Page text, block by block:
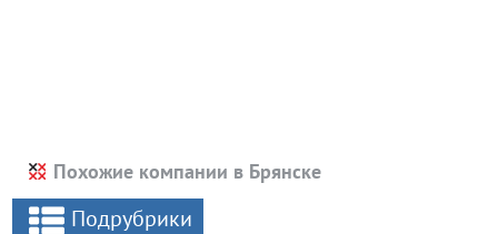
Похожие компании в Брянске
Подрубрики